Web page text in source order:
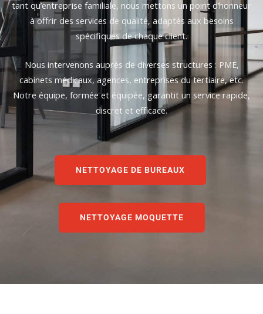
tant qu’entreprise familiale, nous mettons un point d’honneur
à offrir des services de qualité, adaptés aux besoins
spécifiques de chaque client.
Nous intervenons auprès de diverses structures : PME,
cabinets médicaux, agences, entreprises du tertiaire, etc.
Notre équipe, formée et équipée, garantit un service rapide,
discret et efficace.
NETTOYAGE DE BUREAUX
NETTOYAGE MOQUETTE